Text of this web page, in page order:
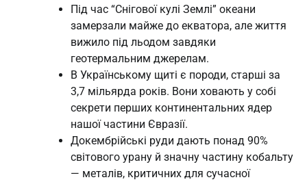
Під час “Снігової кулі Землі” океани
замерзали майже до екватора, але життя
вижило під льодом завдяки
геотермальним джерелам.
В Українському щиті є породи, старші за
3,7 мільярда років. Вони ховають у собі
секрети перших континентальних ядер
нашої частини Євразії.
Докембрійські руди дають понад 90%
світового урану й значну частину кобальту
— металів, критичних для сучасної